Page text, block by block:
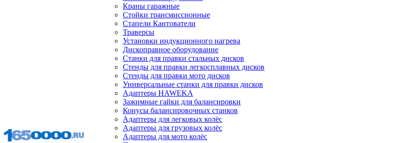
Краны гаражные
Стойки трансмиссионные
Стапели Кантователи
Траверсы
Установки индукционного нагрева
Дископравное оборудование
Станки для правки стальных дисков
Стенды для правки легкосплавных дисков
Стенды для правки мото дисков
Универсальные станки для правки дисков
Адаптеры HAWEKA
Зажимные гайки для балансировки
Конусы балансировочных станков
Адаптеры для легковых колёс
Адаптеры для грузовых колёс
Адаптеры для мото колёс